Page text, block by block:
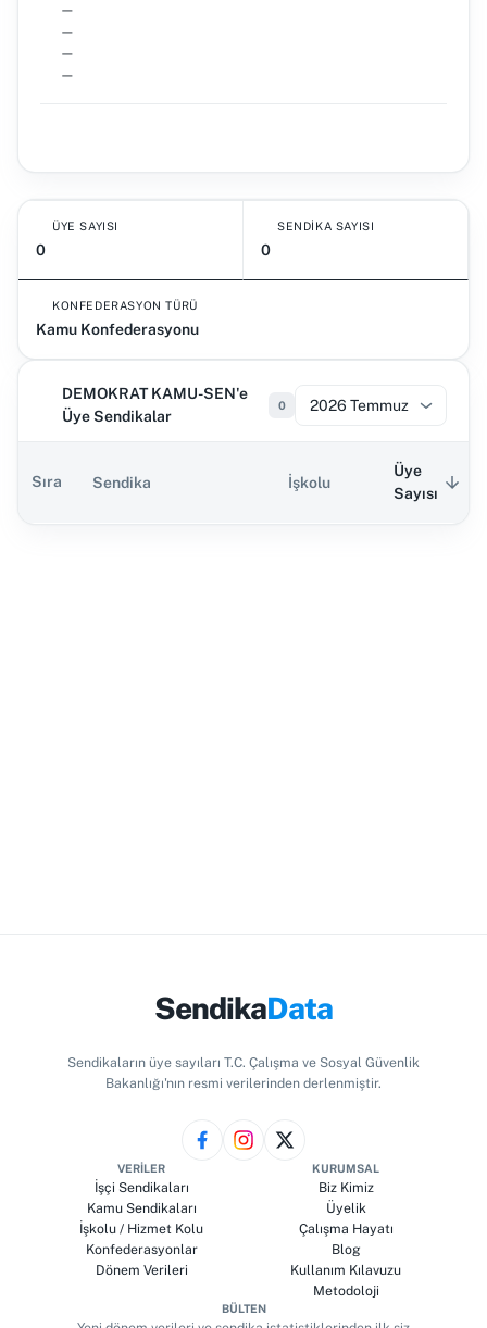
—
—
—
—
ÜYE SAYISI
0
SENDIKA SAYISI
0
KONFEDERASYON TÜRÜ
Kamu Konfederasyonu
DEMOKRAT KAMU-SEN'e
Üye Sendikalar
0 2026 Temmuz
Sıra Sendika İşkolu
Üye
Sayısı
SendikaData
Sendikaların üye sayıları T.C. Çalışma ve Sosyal Güvenlik
Bakanlığı'nın resmi verilerinden derlenmiştir.
VERILER
İşçi Sendikaları
Kamu Sendikaları
İşkolu / Hizmet Kolu
Konfederasyonlar
Dönem Verileri
KURUMSAL
Biz Kimiz
Üyelik
Çalışma Hayatı
Blog
Kullanım Kılavuzu
Metodoloji
BÜLTEN